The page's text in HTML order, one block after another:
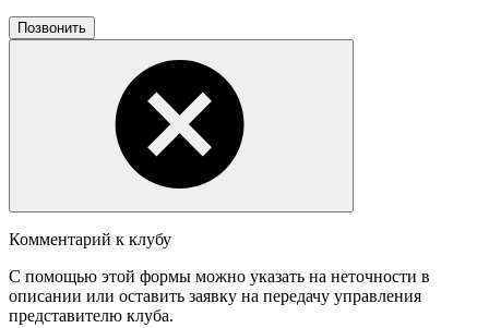
Позвонить
Комментарий к клубу
С помощью этой формы можно указать на неточности в
описании или оставить заявку на передачу управления
представителю клуба.